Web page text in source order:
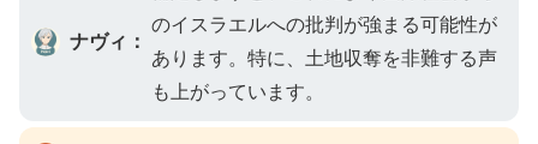
ナヴィ：
のイスラエルへの批判が強まる可能性が
あります。特に、土地収奪を非難する声
も上がっています。